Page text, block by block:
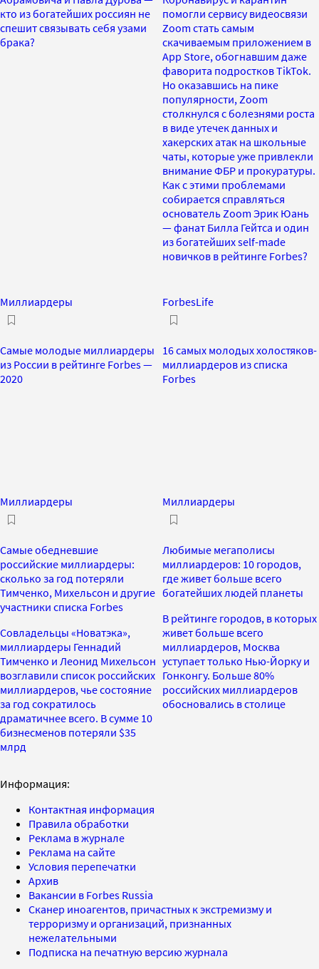
кто из богатейших россиян не
спешит связывать себя узами
брака?
помогли сервису видеосвязи
Zoom стать самым
скачиваемым приложением в
App Store, обогнавшим даже
фаворита подростков TikTok.
Но оказавшись на пике
популярности, Zoom
столкнулся с болезнями роста
в виде утечек данных и
хакерских атак на школьные
чаты, которые уже привлекли
внимание ФБР и прокуратуры.
Как с этими проблемами
собирается справляться
основатель Zoom Эрик Юань
— фанат Билла Гейтса и один
из богатейших self-made
новичков в рейтинге Forbes?
Миллиардеры
Самые молодые миллиардеры
из России в рейтинге Forbes —
2020
ForbesLife
16 самых молодых холостяков-
миллиардеров из списка
Forbes
Миллиардеры
Самые обедневшие
российские миллиардеры:
сколько за год потеряли
Тимченко, Михельсон и другие
участники списка Forbes
Совладельцы «Новатэка»,
миллиардеры Геннадий
Тимченко и Леонид Михельсон
возглавили список российских
миллиардеров, чье состояние
за год сократилось
драматичнее всего. В сумме 10
бизнесменов потеряли $35
млрд
Миллиардеры
Любимые мегаполисы
миллиардеров: 10 городов,
где живет больше всего
богатейших людей планеты
В рейтинге городов, в которых
живет больше всего
миллиардеров, Москва
уступает только Нью-Йорку и
Гонконгу. Больше 80%
российских миллиардеров
обосновались в столице
Информация:
Контактная информация
Правила обработки
Реклама в журнале
Реклама на сайте
Условия перепечатки
Архив
Вакансии в Forbes Russia
Сканер иноагентов, причастных к экстремизму и
терроризму и организаций, признанных
нежелательными
Подписка на печатную версию журнала